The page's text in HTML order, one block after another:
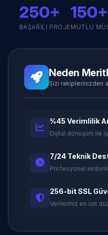
250+
BAŞARILI PROJE
150+
MUTLU
Neden
Sizi rakiplerinizden
%45 Verimlilik
Dijital dönüşüm ile
7/24 Teknik
Profesyonel
256-bit SSL
Verileriniz en üst